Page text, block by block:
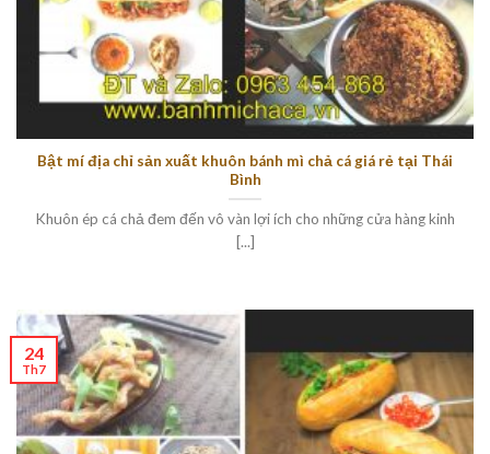
Bật mí địa chỉ sản xuất khuôn bánh mì chả cá giá rẻ tại Thái
Bình
Khuôn ép cá chả đem đến vô vàn lợi ích cho những cửa hàng kinh
[...]
24
Th7